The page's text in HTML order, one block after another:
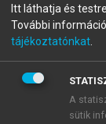
A regisztráció
Itt láthatja és
További
tájékoztatónkat
A
sütik